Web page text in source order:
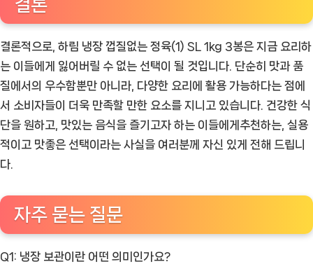
결론
결론적으로, 하림 냉장 껍질없는 정육(1) SL 1kg 3봉은 지금 요리하
는 이들에게 잃어버릴 수 없는 선택이 될 것입니다. 단순히 맛과 품
질에서의 우수함뿐만 아니라, 다양한 요리에 활용 가능하다는 점에
서 소비자들이 더욱 만족할 만한 요소를 지니고 있습니다. 건강한 식
단을 원하고, 맛있는 음식을 즐기고자 하는 이들에게추천하는, 실용
적이고 맛좋은 선택이라는 사실을 여러분께 자신 있게 전해 드립니
다.
자주 묻는 질문
Q1: 냉장 보관이란 어떤 의미인가요?